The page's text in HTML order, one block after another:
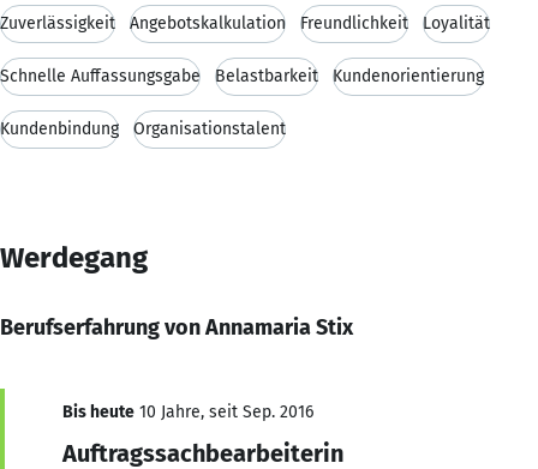
Zuverlässigkeit Angebotskalkulation Freundlichkeit Loyalität
Schnelle Auffassungsgabe Belastbarkeit Kundenorientierung
Kundenbindung Organisationstalent
Werdegang
Berufserfahrung von Annamaria Stix
Bis heute 10 Jahre, seit Sep. 2016
Auftragssachbearbeiterin